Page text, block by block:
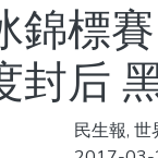
錦標
封后
民生報,